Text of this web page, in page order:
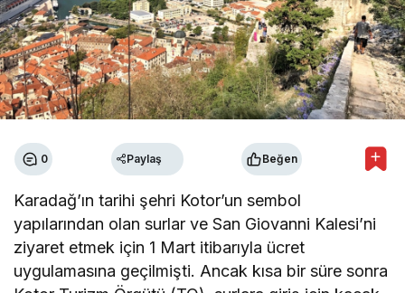
0 Paylaş Beğen
Karadağ’ın tarihi şehri Kotor’un sembol
yapılarından olan surlar ve San Giovanni Kalesi’ni
ziyaret etmek için 1 Mart itibarıyla ücret
uygulamasına geçilmişti. Ancak kısa bir süre sonra